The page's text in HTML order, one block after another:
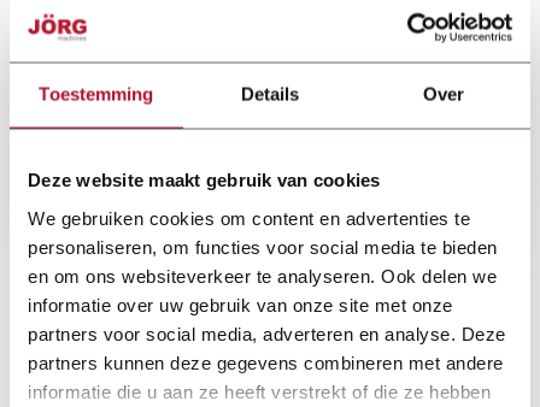
Toestemming Details Over
Deze website maakt gebruik van cookies
We gebruiken cookies om content en advertenties te
personaliseren, om functies voor social media te bieden
en om ons websiteverkeer te analyseren. Ook delen we
informatie over uw gebruik van onze site met onze
partners voor social media, adverteren en analyse. Deze
partners kunnen deze gegevens combineren met andere
informatie die u aan ze heeft verstrekt of die ze hebben
Capaciteit (Alu)
Capaciteit (RVS) tot 0,5 mm
Profielhoogte
Werksnelheid 11 m/min
Vermogen 1,1 kW
Aansluiting 230 of 400V